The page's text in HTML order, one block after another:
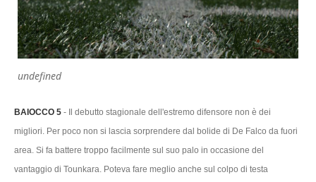
undefined
BAIOCCO 5 - Il debutto stagionale dell'estremo difensore non è dei
migliori. Per poco non si lascia sorprendere dal bolide di De Falco da fuori
area. Si fa battere troppo facilmente sul suo palo in occasione del
vantaggio di Tounkara. Poteva fare meglio anche sul colpo di testa